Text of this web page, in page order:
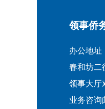
领事侨
办公地址
春和坊二
领事大厅
业务咨询